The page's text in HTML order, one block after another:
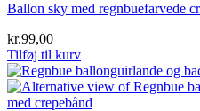
Ballon sky med regnbuefarvede
kr.99,00
Tilføj til kurv